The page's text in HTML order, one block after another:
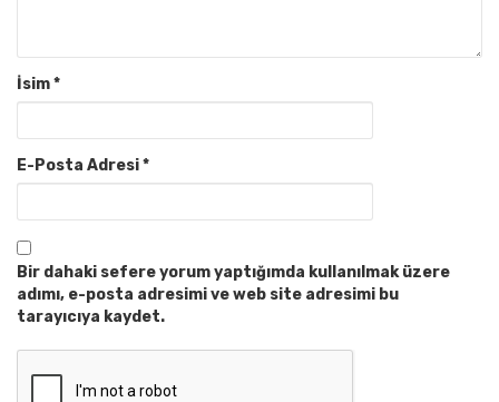
İsim*
E-Posta Adresi*
Bir dahaki sefere yorum yaptığımda kullanılmak üzere
adımı, e-posta adresimi ve web site adresimi bu
tarayıcıya kaydet.